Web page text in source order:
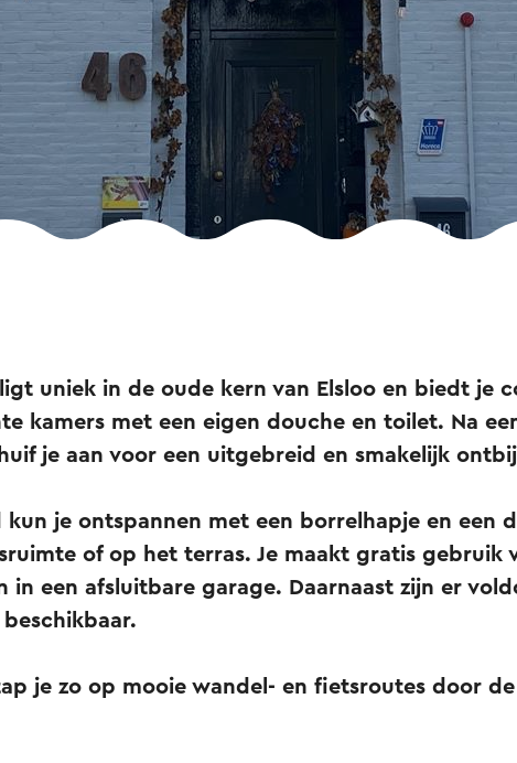
ligt uniek in de oude kern van Elsloo en biedt je
kamers met een eigen douche en toilet. Na
je aan voor een uitgebreid en smakelijk
kun je ontspannen met een borrelhapje en een
of op het terras. Je maakt gratis gebruik
in een afsluitbare garage. Daarnaast zijn er
je zo op mooie wandel- en fietsroutes door de